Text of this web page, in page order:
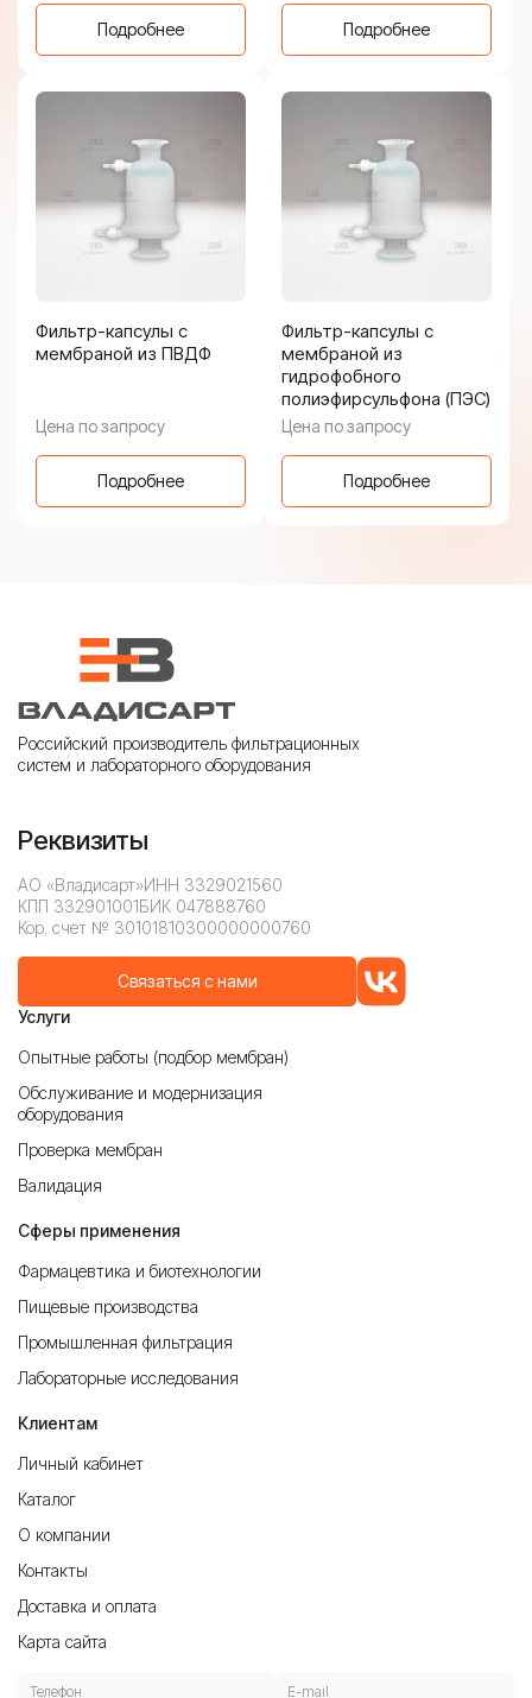
Подробнее Подробнее
Фильтр-капсулы с
мембраной из ПВДФ
Цена по запросу
Подробнее
Фильтр-капсулы с
мембраной из
гидрофобного
полиэфирсульфона (ПЭС)
Цена по запросу
Подробнее
Российский производитель фильтрационных
систем и лабораторного оборудования
Реквизиты
АО «Владисарт»ИНН 3329021560
КПП 332901001БИК 047888760
Кор. счет № 30101810300000000760
Связаться с нами
Услуги
Опытные работы (подбор мембран)
Обслуживание и модернизация
оборудования
Проверка мембран
Валидация
Сферы применения
Фармацевтика и биотехнологии
Пищевые производства
Промышленная фильтрация
Лабораторные исследования
Клиентам
Личный кабинет
Каталог
О компании
Контакты
Доставка и оплата
Карта сайта
Телефон E-mail